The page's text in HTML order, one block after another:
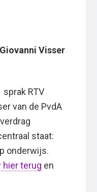
Giovanni Visser
RTV
van de PvdA
staat:
onderwijs.
hier terug en